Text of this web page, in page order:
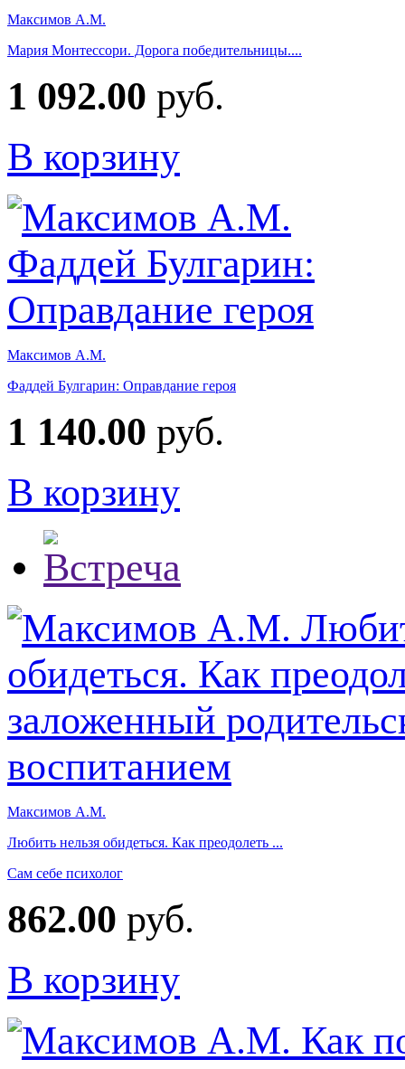
Максимов А.М.
Мария Монтессори. Дорога победительницы....
1 092.00 руб.
В корзину
Максимов А.М.
Фаддей Булгарин: Оправдание героя
1 140.00 руб.
В корзину
Максимов А.М.
Любить нельзя обидеться. Как преодолеть ...
Сам себе психолог
862.00 руб.
В корзину